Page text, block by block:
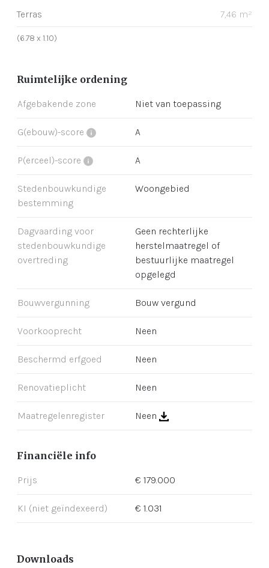
Terras 7,46 m²
(6.78 x 1.10)
Ruimtelijke ordening
Afgebakende zone Niet van toepassing
G(ebouw)-score A
P(erceel)-score A
Stedenbouwkundige
bestemming
Woongebied
Dagvaarding voor
stedenbouwkundige
overtreding
Geen rechterlijke
herstelmaatregel of
bestuurlijke maatregel
opgelegd
Bouwvergunning Bouw vergund
Voorkooprecht Neen
Beschermd erfgoed Neen
Renovatieplicht Neen
Maatregelenregister Neen
Financiële info
Prijs € 179.000
KI (niet geïndexeerd) € 1.031
Downloads